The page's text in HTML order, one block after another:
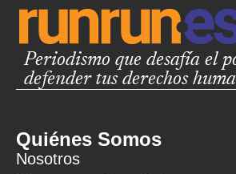
Periodismo que desafía el
defender tus derechos
Quiénes Somos
Nosotros